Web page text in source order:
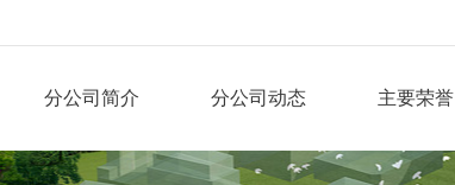
分公司简介 分公司动态 主要荣誉